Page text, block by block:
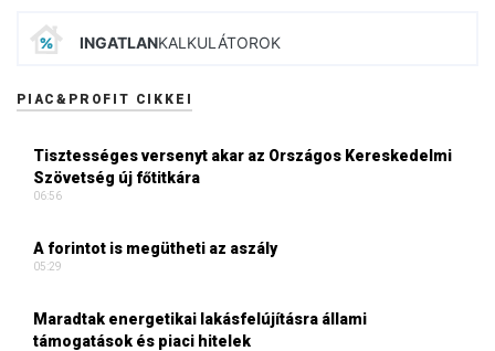
INGATLANKALKULÁTOROK
PIAC&PROFIT CIKKEI
Tisztességes versenyt akar az Országos Kereskedelmi
Szövetség új főtitkára
06:56
A forintot is megütheti az aszály
05:29
Maradtak energetikai lakásfelújításra állami
támogatások és piaci hitelek